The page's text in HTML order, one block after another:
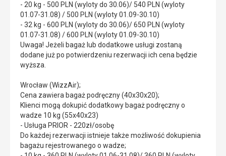
- 20 kg - 500 PLN (wyloty do 30.06)/ 540 PLN (wyloty
01.07-31.08) / 500 PLN (wyloty 01.09-30.10)
- 32 kg - 600 PLN (wyloty do 30.06)/ 650 PLN (wyloty
01.07-31.08) / 600 PLN (wyloty 01.09-30.10)
Uwaga! Jeżeli bagaż lub dodatkowe usługi zostaną
dodane już po potwierdzeniu rezerwacji ich cena będzie
wyższa.
Wrocław (WizzAir);
Cena zawiera bagaż podręczny (40x30x20);
Klienci mogą dokupić dodatkowy bagaż podręczny o
wadze 10 kg (55x40x23)
- Usługa PRIOR - 220zł/osobę
Do każdej rezerwacji istnieje także możliwość dokupienia
bagażu rejestrowanego o wadze;